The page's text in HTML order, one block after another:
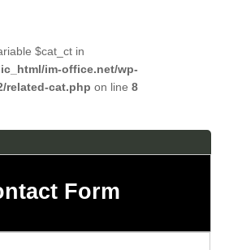
$cat_ct in
im-office.net/wp-
related-cat.php on line8
Form